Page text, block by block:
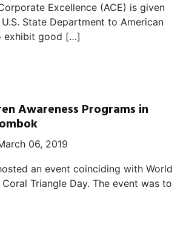
Excellence (ACE) is given
State Department to American
exhibit good […]
Awareness Programs in
06, 2019
an event coinciding with World
Triangle Day. The event was to